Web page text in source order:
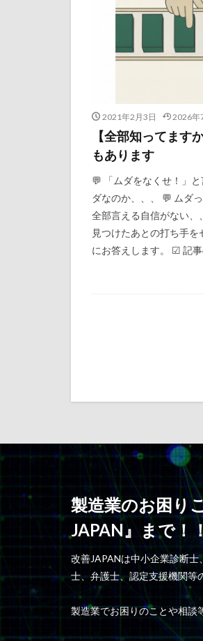
2021年2月3日 2026年
【全部知ってます
もあります
💬 「ムダをなくせ！」
ダなのか、、、 💬 ムダ
全部言える自信がない、
見つけたあとの打ち手
にお答えします。 ☑ 記
製造業のお困り
JAPAN』まで！
改善JAPANは中小企業診断
士、弁護士、認定支援機関等
製造業でお困りのことや相談